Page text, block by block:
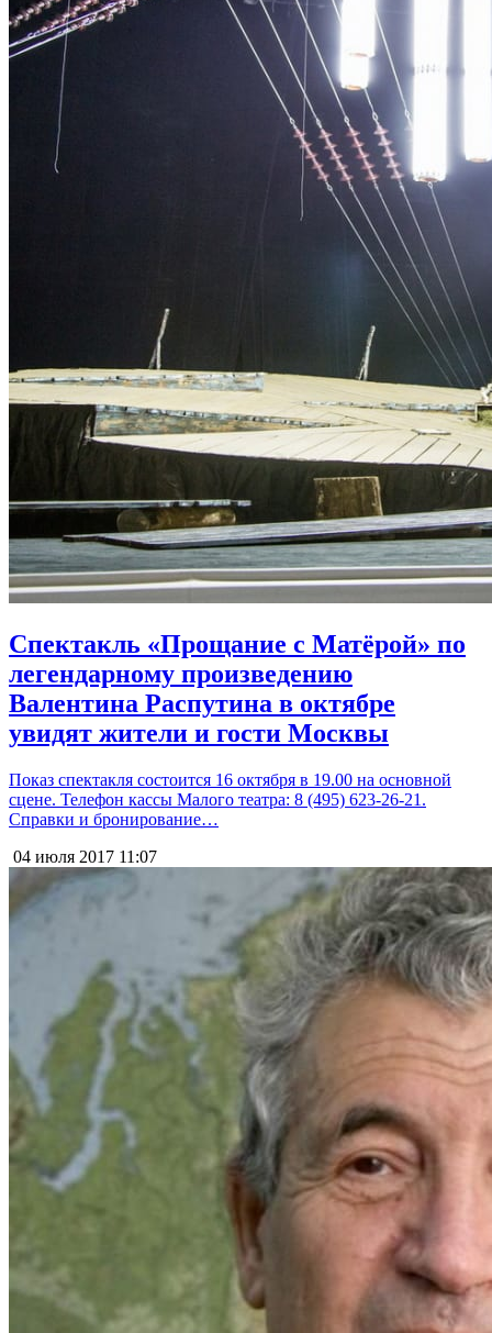
Спектакль «Прощание с Матёрой» по
легендарному произведению
Валентина Распутина в октябре
увидят жители и гости Москвы
Показ спектакля состоится 16 октября в 19.00 на основной
сцене. Телефон кассы Малого театра: 8 (495) 623-26-21.
Справки и бронирование…
04 июля 2017 11:07